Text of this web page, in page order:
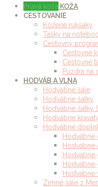
Pravá koža KOŽA
CESTOVANIE
Kožené ruksaky
Tašky na
Cestovný
Cestovné
Cestovné
Púzdra na
HODVÁB A VLNA
Hodvábne šále
Hodvábne šatky
Hodvábne šatky
Hodvábne
Hodvábne
Hodvábne
Hodvábne
Hodvábne
Hodvábne
Hodvábne
Zimné šále z